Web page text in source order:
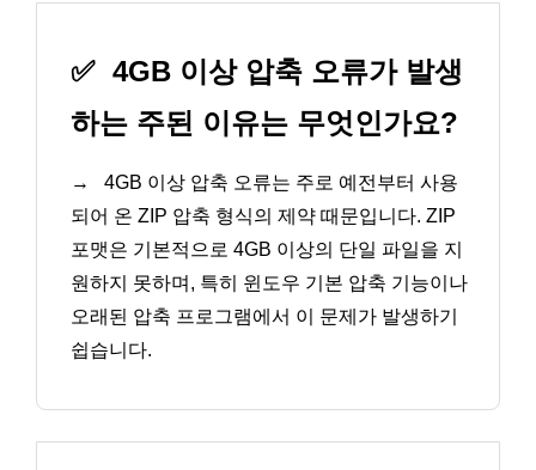
✅ 4GB 이상 압축 오류가 발생
하는 주된 이유는 무엇인가요?
→
4GB 이상 압축 오류는 주로 예전부터 사용
되어 온 ZIP 압축 형식의 제약 때문입니다. ZIP
포맷은 기본적으로 4GB 이상의 단일 파일을 지
원하지 못하며, 특히 윈도우 기본 압축 기능이나
오래된 압축 프로그램에서 이 문제가 발생하기
쉽습니다.